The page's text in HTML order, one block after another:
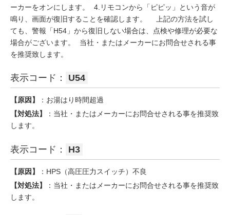
ーカーをオンにします。 4.リモコンから「ピピッ」という音が
鳴り、画面が復旧することを確認します。 上記の方法を試し
ても、警報「H54」から復旧しない場合は、点検や修理が必要な
場合がございます。 当社・またはメーカーにお問合せされる事
を推奨致します。
表示コード： U54
【原因】
：お湯はり時間超過
【対処法】
：当社・またはメーカーにお問合せされる事を推奨致
します。
表示コード： H3
【原因】
：HPS（高圧圧力スイッチ）不良
【対処法】
：当社・またはメーカーにお問合せされる事を推奨致
します。